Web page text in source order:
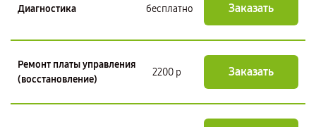
Диагностика бесплатно Заказать
Ремонт платы управления
(восстановление)
2200 р Заказать